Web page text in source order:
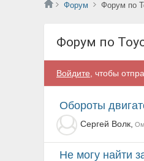
Форум Форум по
Форум по
Войдите , чтобы
Обороты
Сергей Волк,
Не могу найти